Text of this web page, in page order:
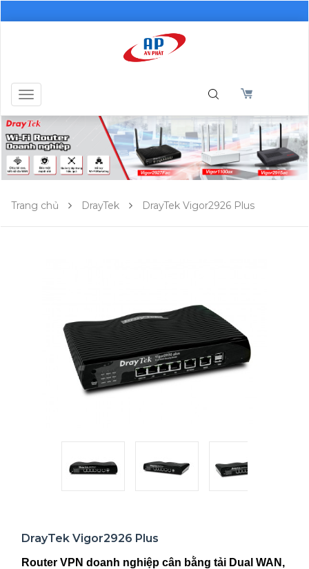
Toggle
navigation
Trang chủ DrayTek DrayTek Vigor2926 Plus
DrayTek Vigor2926 Plus
Router VPN doanh nghiệp cân bằng tải Dual WAN,